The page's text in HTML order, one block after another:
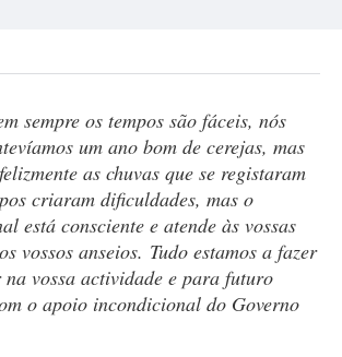
sempre os tempos são fáceis, nós
um ano bom de cerejas, mas
as chuvas que se registaram
criaram dificuldades, mas o
está consciente e atende às vossas
vossos anseios. Tudo estamos a fazer
vossa actividade e para futuro
o apoio incondicional do Governo